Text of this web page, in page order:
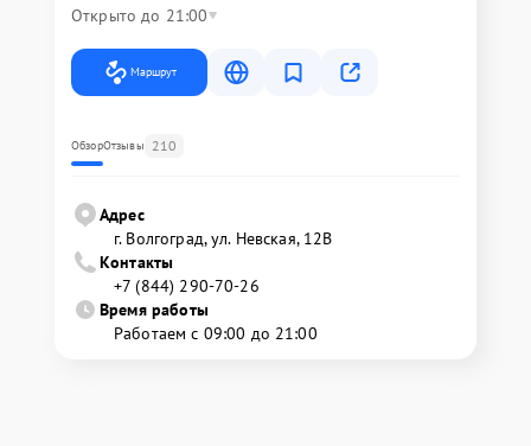
Открыто до 21:00
Маршрут
ОбзорОтзывы 210
Адрес
г. Волгоград, ул. Невская, 12В
Контакты
+7 (844) 290-70-26
Время работы
Работаем с 09:00 до 21:00